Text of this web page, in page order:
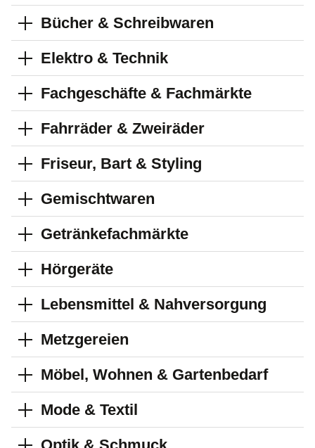
Bücher & Schreibwaren
Elektro & Technik
Fachgeschäfte & Fachmärkte
Fahrräder & Zweiräder
Friseur, Bart & Styling
Gemischtwaren
Getränkefachmärkte
Hörgeräte
Lebensmittel & Nahversorgung
Metzgereien
Möbel, Wohnen & Gartenbedarf
Mode & Textil